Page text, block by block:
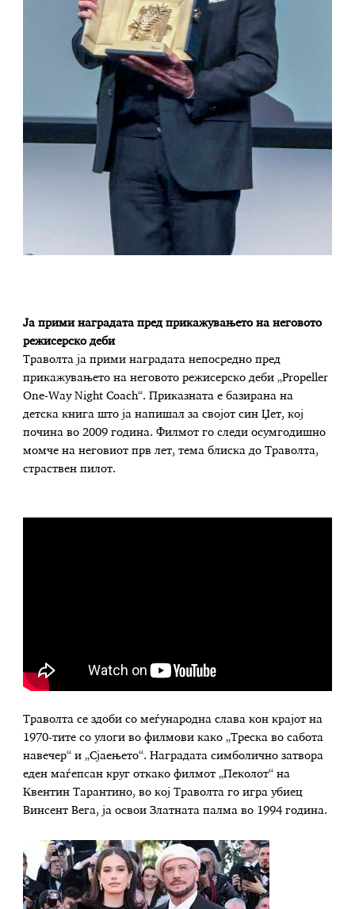
Ја прими наградата пред прикажувањето на неговото
режисерско деби
Траволта ја прими наградата непосредно пред
прикажувањето на неговото режисерско деби „Propeller
One-Way Night Coach“. Приказната е базирана на
детска книга што ја напишал за својот син Џет, кој
почина во 2009 година. Филмот го следи осумгодишно
момче на неговиот прв лет, тема блиска до Траволта,
страствен пилот.
Траволта се здоби со меѓународна слава кон крајот на
1970-тите со улоги во филмови како „Треска во сабота
навечер“ и „Сјаењето“. Наградата симболично затвора
еден маѓепсан круг откако филмот „Пеколот“ на
Квентин Тарантино, во кој Траволта го игра убиец
Винсент Вега, ја освои Златната палма во 1994 година.